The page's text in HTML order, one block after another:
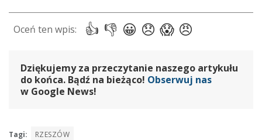
Dziękujemy za przeczytanie naszego artykułu
do końca. Bądź na bieżąco! Obserwuj nas
w Google News!
Tagi: RZESZÓW